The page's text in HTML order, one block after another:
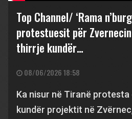
Top Channel/ ‘Rama
protestuesit për
thirrje kundër…
08/06/2026 18:58
Ka nisur në Tiranë
kundër projektit në